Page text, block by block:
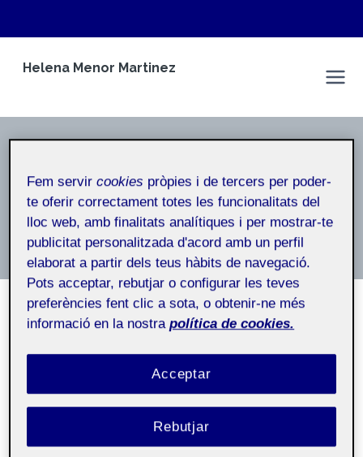
Helena Menor Martinez
Inici / 20221
20221
NO CATEGORITZAT
PerHelena Menor Martinez 13 gener, 2023
Comp. formació
llengua i literatura
Públic
Fem servircookies pròpies i de tercers per poder-
te oferir correctament totes les funcionalitats del
lloc web, amb finalitats analítiques i per mostrar-te
publicitat personalitzada d'acord amb un perfil
elaborat a partir dels teus hàbits de navegació.
Pots acceptar, rebutjar o configurar les teves
preferències fent clic a sota, o obtenir-ne més
informació en la nostra política de cookies.
Rebutjar
Acceptar